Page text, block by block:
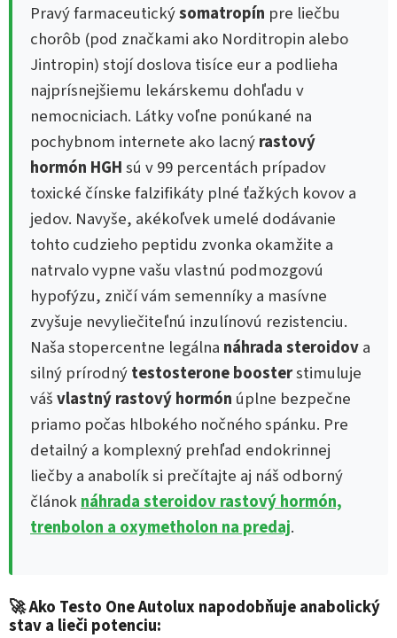
Pravý farmaceutickýsomatropín pre liečbu
chorôb (pod značkami ako Norditropin alebo
Jintropin) stojí doslova tisíce eur a podlieha
najprísnejšiemu lekárskemu dohľadu v
nemocniciach. Látky voľne ponúkané na
pochybnom internete ako lacnýrastový
hormón HGHsú v 99 percentách prípadov
toxické čínske falzifikáty plné ťažkých kovov a
jedov. Navyše, akékoľvek umelé dodávanie
tohto cudzieho peptidu zvonka okamžite a
natrvalo vypne vašu vlastnú podmozgovú
hypofýzu, zničí vám semenníky a masívne
zvyšuje nevyliečiteľnú inzulínovú rezistenciu.
Naša stopercentne legálna náhrada steroidova
silný prírodnýtestosterone boosterstimuluje
vášvlastný rastový hormón úplne bezpečne
priamo počas hlbokého nočného spánku. Pre
detailný a komplexný prehľad endokrinnej
liečby a anabolík si prečítajte aj náš odborný
článoknáhrada steroidov rastový hormón,
trenbolon a oxymetholon na predaj.
🚀 Ako Testo One Autolux napodobňuje anabolický
stav a lieči potenciu: